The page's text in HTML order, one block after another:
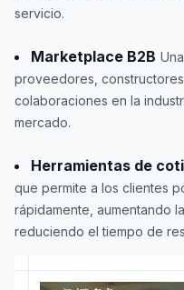
servicio.
Marketplace B2B
proveedores,
colaboraciones en la
mercado.
Herramientas de
que permite a los clientes
rápidamente, aumentando
reduciendo el tiempo de